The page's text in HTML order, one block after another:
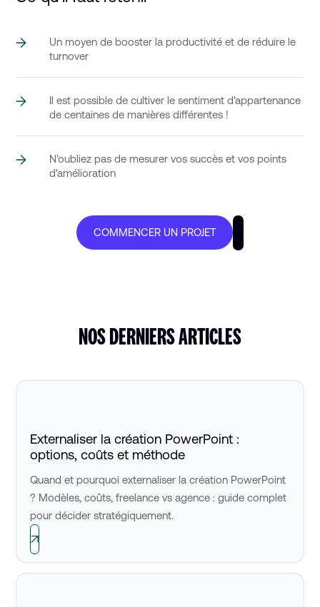
Un moyen de booster la productivité et de réduire le
turnover
Il est possible de cultiver le sentiment d'appartenance
de centaines de manières différentes !
N'oubliez pas de mesurer vos succès et vos points
d'amélioration
COMMENCER UN PROJET
NOS DERNIERS ARTICLES
Externaliser la création PowerPoint :
options, coûts et méthode
Quand et pourquoi externaliser la création PowerPoint
? Modèles, coûts, freelance vs agence : guide complet
pour décider stratégiquement.